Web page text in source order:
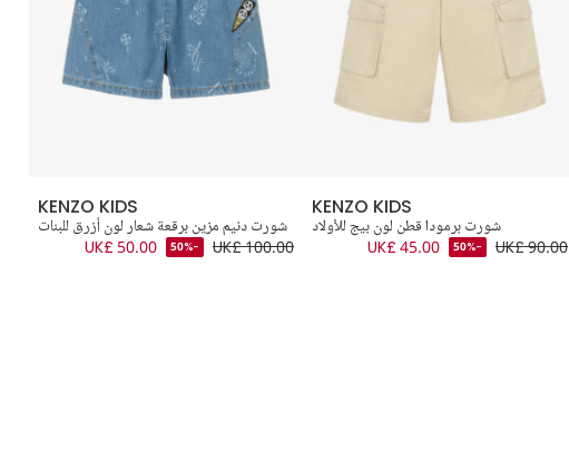
KENZO KIDS
شورت دنيم مزين برقعة شعار لون أزرق للبنات
UK£ 100.00
-50%
UK£ 50.00
KENZO KIDS
شورت برمودا قطن لون بيج للأولاد
UK£ 90.00
-50%
UK£ 45.00